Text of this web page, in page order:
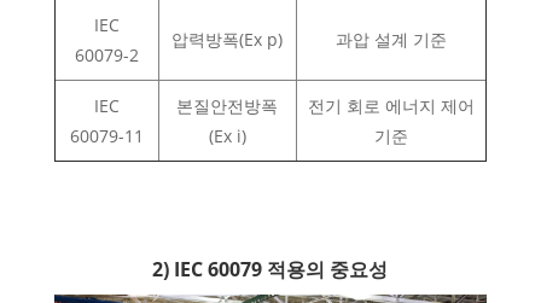
IEC
60079-2
압력방폭(Ex p) 과압 설계 기준
IEC
60079-11
본질안전방폭
(Ex i)
전기 회로 에너지 제어
기준
2) IEC 60079 적용의 중요성